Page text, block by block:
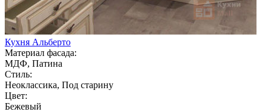
Кухня Альберто
Материал фасада:
МДФ, Патина
Стиль:
Неоклассика, Под старину
Цвет:
Бежевый